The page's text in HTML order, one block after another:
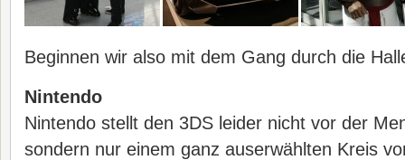
Beginnen wir also mit dem Gang durch die
Nintendo
Nintendo stellt den 3DS leider nicht vor der
sondern nur einem ganz auserwählten Kreis